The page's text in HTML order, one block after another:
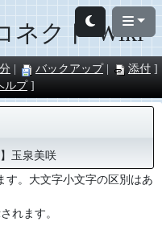
ネクト Wiki
バックアップ
添付
ルプ
玉泉美咲
す。大文字小文字の区別はあ
れます。